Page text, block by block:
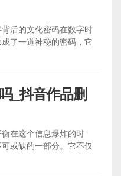
后的文化密码在数字时
了一道神秘的密码，它
_抖音作品删
在这个信息爆炸的时
或缺的一部分。它不仅